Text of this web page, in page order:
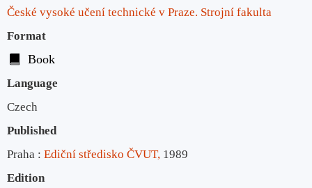
České vysoké učení technické v Praze. Strojní fakulta
Format
Book
Language
Czech
Published
Praha : Ediční středisko ČVUT, 1989
Edition